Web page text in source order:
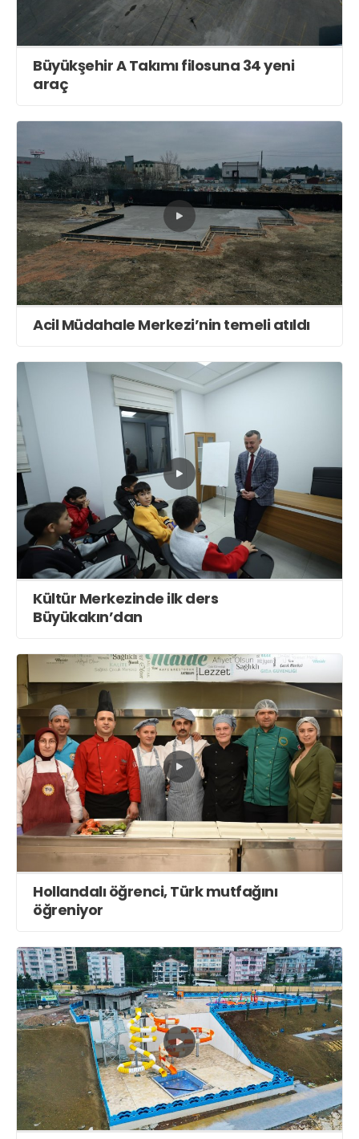
Büyükşehir A Takımı filosuna 34 yeni
araç
Acil Müdahale Merkezi’nin temeli atıldı
Kültür Merkezinde ilk ders
Büyükakın’dan
Hollandalı öğrenci, Türk mutfağını
öğreniyor